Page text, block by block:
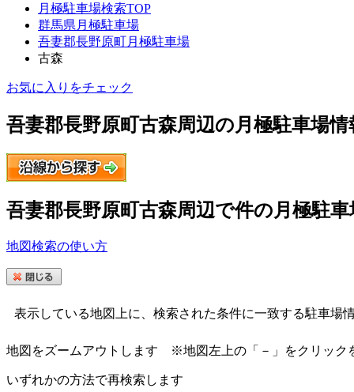
月極駐車場検索TOP
群馬県月極駐車場
吾妻郡長野原町月極駐車場
古森
お気に入りをチェック
吾妻郡長野原町古森周辺の月極駐車場情
吾妻郡長野原町古森周辺で件の月極駐
地図検索の使い方
表示している地図上に、検索された条件に一致する駐車場
地図をズームアウトします ※地図左上の「－」をクリック
いずれかの方法で再検索します